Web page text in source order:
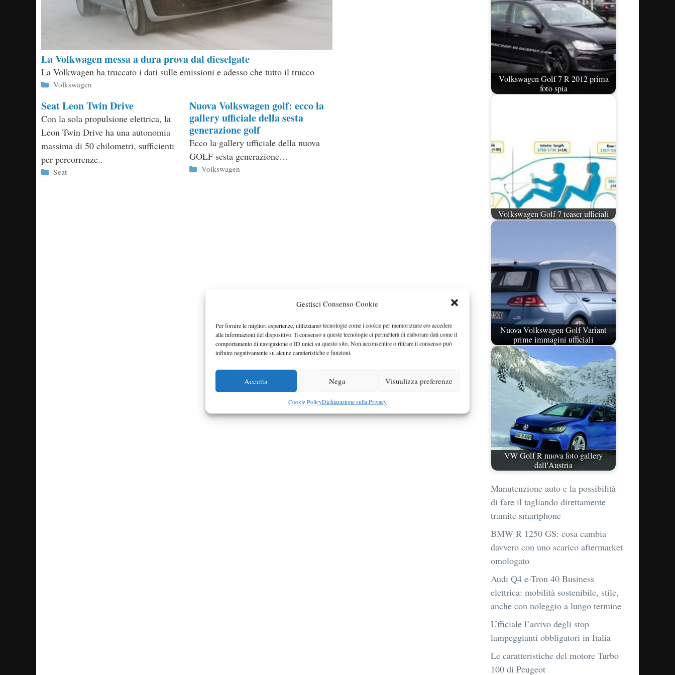
Gestisci Consenso Cookie
Per fornire le migliori esperienze, utilizziamo tecnologie come i cookie per memorizzare e/o accedere
alle informazioni del dispositivo. Il consenso a queste tecnologie ci permetterà di elaborare dati come il
comportamento di navigazione o ID unici su questo sito. Non acconsentire o ritirare il consenso può
influire negativamente su alcune caratteristiche e funzioni.
Accetta Nega Visualizza preferenze
Cookie PolicyDichiarazione sulla Privacy
La Volkwagen messa a dura prova dal dieselgate
La Volkwagen ha truccato i dati sulle emissioni e adesso che tutto il trucco
Categorie
Volkswagen
Seat Leon Twin Drive
Con la sola propulsione elettrica, la
Leon Twin Drive ha una autonomia
massima di 50 chilometri, sufficienti
per percorrenze..
Categorie
Seat
Nuova Volkswagen golf: ecco la
gallery ufficiale della sesta
generazione golf
Ecco la gallery ufficiale della nuova
GOLF sesta generazione…
Categorie
Volkswagen
Volkswagen Golf 7 R 2012 prima
foto spia
Volkswagen Golf 7 teaser ufficiali
Nuova Volkswagen Golf Variant
prime immagini ufficiali
VW Golf R nuova foto gallery
dall'Austria
Manutenzione auto e la possibilità
di fare il tagliando direttamente
tramite smartphone
BMW R 1250 GS: cosa cambia
davvero con uno scarico aftermarket
omologato
Audi Q4 e-Tron 40 Business
elettrica: mobilità sostenibile, stile,
anche con noleggio a lungo termine
Ufficiale l’arrivo degli stop
lampeggianti obbligatori in Italia
Le caratteristiche del motore Turbo
100 di Peugeot